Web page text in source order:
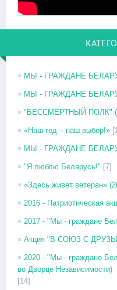
МЫ - ГРАЖДАНЕ
МЫ - ГРАЖДАНЕ
"БЕССМЕРТНЫЙ ПОЛК"
«Наш год – наш выбор!»
МЫ - ГРАЖДАНЕ
"Я люблю Беларусь!" [7]
«Здесь живет ветеран»
2016 - Патриотическая
2017 - "Мы - граждане
Акция "В СОЮЗ С
2020 - "Мы - граждане
во Дворце Независимости)
[14]